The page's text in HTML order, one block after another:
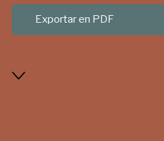
Exportar en PDF